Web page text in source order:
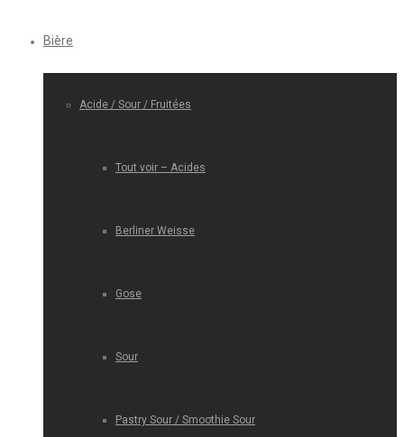
Bière
Acide / Sour / Fruitées
Tout voir – Acides
Berliner Weisse
Gose
Sour
Pastry Sour / Smoothie Sour